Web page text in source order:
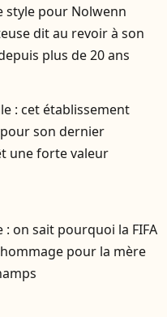
style pour Nolwenn
dit au revoir à son
plus de 20 ans
: cet établissement
son dernier
une forte valeur
: on sait pourquoi la FIFA
pour la mère